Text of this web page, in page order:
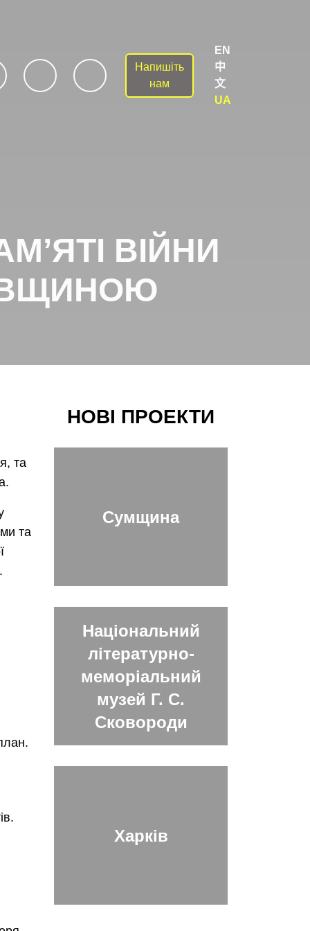
instagram
Напишіть
нам
EN
中
文
UA
ВІЙНИ
та
та
НОВІ ПРОЕКТИ
Сумщина
Національний
літературно-
меморіальний
музей Г. С.
Сковороди
Харків